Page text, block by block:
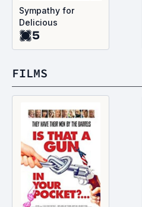
Sympathy for
Delicious
5
FILMS